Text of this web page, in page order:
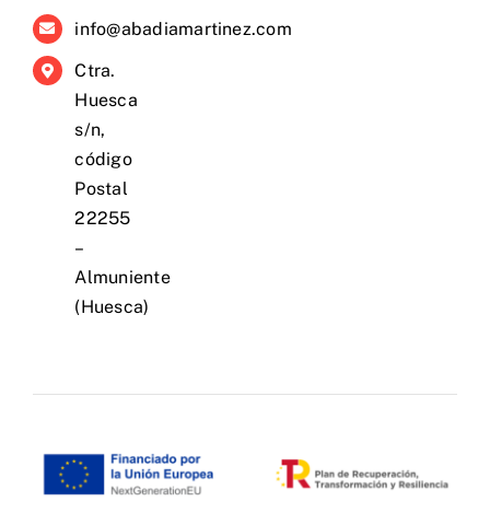
info@abadiamartinez.com
Ctra.
Huesca
s/n,
código
Postal
22255
–
Almuniente
(Huesca)